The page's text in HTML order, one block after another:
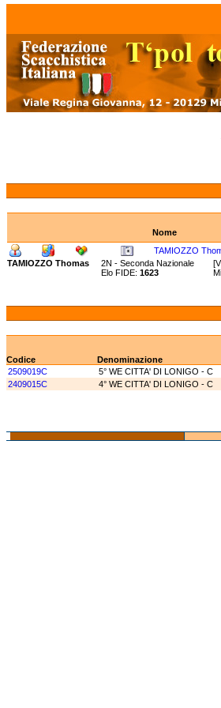
Nome
TAMIOZZO
TAMIOZZO Thomas
2N - Seconda Nazionale
Elo FIDE: 1623
Codice
Denominazione
2509019C
5° WE CITTA' DI LONIGO - C
2409015C
4° WE CITTA' DI LONIGO - C